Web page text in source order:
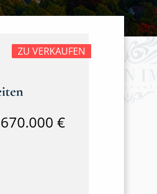
ZU VERKAUFEN
670.000 €